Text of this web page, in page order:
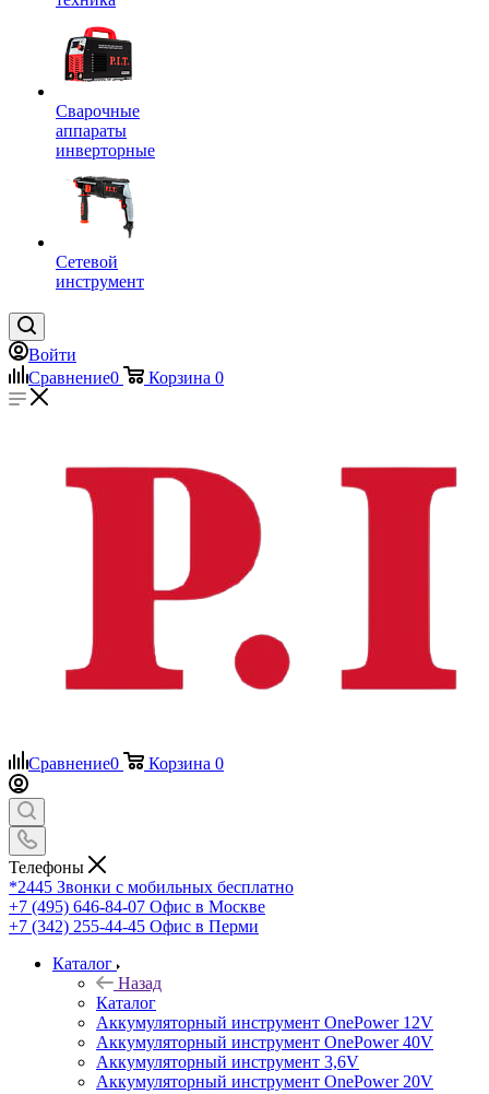
Сварочные
аппараты
инверторные
Сетевой
инструмент
Войти
Сравнение0 Корзина 0
Сравнение0 Корзина 0
Телефоны
*2445 Звонки с мобильных бесплатно
+7 (495) 646-84-07 Офис в Москве
+7 (342) 255-44-45 Офис в Перми
Каталог
Назад
Каталог
Аккумуляторный инструмент OnePower 12V
Аккумуляторный инструмент OnePower 40V
Аккумуляторный инструмент 3,6V
Аккумуляторный инструмент OnePower 20V